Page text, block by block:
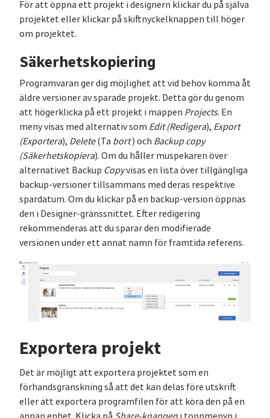
För att öppna ett projekt i designern klickar du på själva
projektet eller klickar på skiftnyckelknappen till höger
om projektet.
Säkerhetskopiering
Programvaran ger dig möjlighet att vid behov komma åt
äldre versioner av sparade projekt. Detta gör du genom
att högerklicka på ett projekt i mappen Projects. En
meny visas med alternativ som Edit (Redigera), Export
(Exportera), Delete(Ta bort) och Backup copy
(Säkerhetskopiera). Om du håller muspekaren över
alternativet Backup Copyvisas en lista över tillgängliga
backup-versioner tillsammans med deras respektive
spardatum. Om du klickar på en backup-version öppnas
den i Designer-gränssnittet. Efter redigering
rekommenderas att du sparar den modifierade
versionen under ett annat namn för framtida referens.
Exportera projekt
Det är möjligt att exportera projektet som en
förhandsgranskning så att det kan delas före utskrift
eller att exportera programfilen för att köra den på en